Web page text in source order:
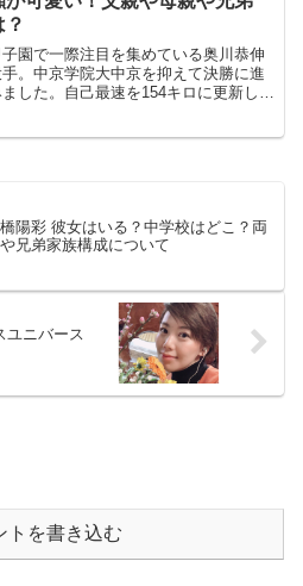
？
園で一際注目を集めている奥川恭伸
。中京学院大中京を抑えて決勝に進
した。自己最速を154キロに更新しす
陽彩 彼女はいる？中学校はどこ？両
兄弟家族構成について
ユニバース
トを書き込む